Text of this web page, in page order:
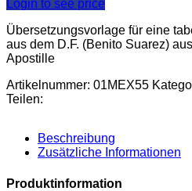
Login to see price
Übersetzungsvorlage für eine
aus dem D.F. (Benito Suarez)
Apostille
Artikelnummer: 01MEX55
Teilen:
Beschreibung
Zusätzliche Informationen
Produktinformation